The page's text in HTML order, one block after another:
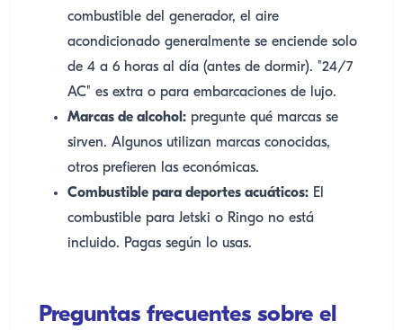
combustible del generador, el aire
acondicionado generalmente se enciende solo
de 4 a 6 horas al día (antes de dormir). "24/7
AC" es extra o para embarcaciones de lujo.
Marcas de alcohol: pregunte qué marcas se
sirven. Algunos utilizan marcas conocidas,
otros prefieren las económicas.
Combustible para deportes acuáticos: El
combustible para Jetski o Ringo no está
incluido. Pagas según lo usas.
Preguntas frecuentes sobre el